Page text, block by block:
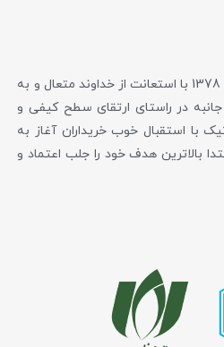
فروشگاه کامپیوتر مرکزی در سال 1378 با استعانت از خداوند متعال و به
در راستای ارتقای سطح کیفی و
با استقبال خوب خریداران آغاز به
بالاترین هدف خود را جلب اعتماد و